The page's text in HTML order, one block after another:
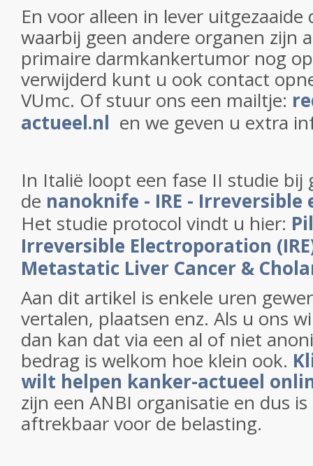
En voor alleen in lever
waarbij geen andere organen zijn
primaire darmkankertumor nog
verwijderd kunt u ook contact
VUmc. Of stuur ons een mailtje:
actueel.nl en we geven u extra
In Italië loopt een fase II studie bij
de nanoknife - IRE -
Het studie protocol vindt u hier:
Irreversible Electroporation
Metastatic Liver Cancer &
Aan dit artikel is enkele uren
vertalen, plaatsen enz. Als u ons
dan kan dat via een al of niet
bedrag is welkom hoe klein ook.
wilt helpen kanker-actueel
zijn een ANBI organisatie en dus
aftrekbaar voor de belasting.